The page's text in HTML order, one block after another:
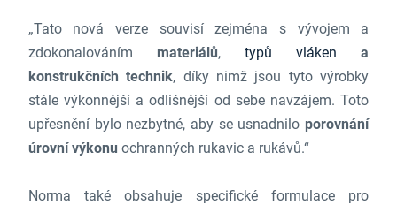
„Tato nová verze souvisí zejména s vývojem a
zdokonalováním materiálů, typů vlákena
konstrukčních technik, díky nimž jsou tyto výrobky
stále výkonnější a odlišnější od sebe navzájem. Toto
upřesnění bylo nezbytné, aby se usnadnilo porovnání
úrovní výkonu ochranných rukavic a rukávů.“
Norma také obsahuje specifické formulace pro